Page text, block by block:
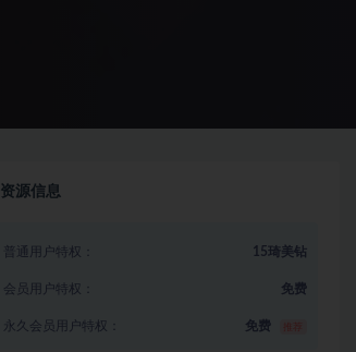
资源信息
普通用户特权： 15琦美钻
会员用户特权： 免费
永久会员用户特权： 免费